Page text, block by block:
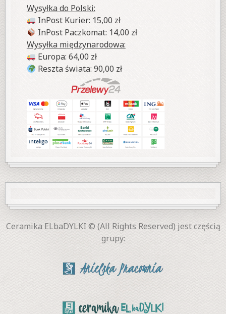
Wysyłka do Polski:
InPost Kurier: 15,00 zł
InPost Paczkomat: 14,00 zł
Wysyłka międzynarodowa:
Europa: 64,00 zł
Reszta świata: 90,00 zł
Ceramika ELbaDYLKI © (All Rights Reserved) jest częścią
grupy: